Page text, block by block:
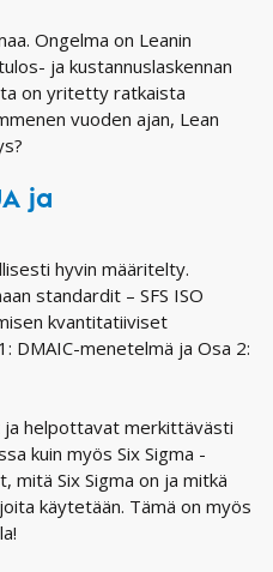
Ongelma on Leanin
ja kustannuslaskennan
on yritetty ratkaista
vuoden ajan, Lean
ja
hyvin määritelty.
standardit – SFS ISO
kvantitatiiviset
DMAIC-menetelmä ja Osa 2:
helpottavat merkittävästi
kuin myös Six Sigma -
mitä Six Sigma on ja mitkä
käytetään. Tämä on myös